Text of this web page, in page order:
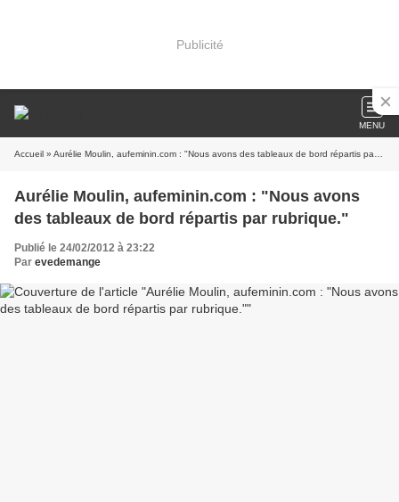
Publicité
MENU
Accueil » Aurélie Moulin, aufeminin.com : "Nous avons des tableaux de bord répartis par rubrique."
Aurélie Moulin, aufeminin.com : "Nous avons
des tableaux de bord répartis par rubrique."
Publié le 24/02/2012 à 23:22
Par evedemange